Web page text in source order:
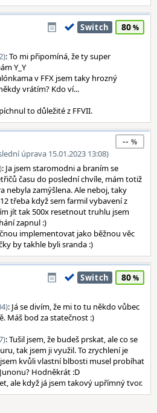
Switch 80
: To mi připomíná, že ty super
Y_Y
v FFX jsem taky hrozný
vrátím? Kdo ví...
to důležité z FFVII.
úprava 15.01.2023 13:08)
--
: Ja jsem staromodni a braním se
času do poslední chvíle, mám totiž
nebyla zamýšlena. Ale neboj, taky
třeba když sem farmil vybavení z
jít tak 500x resetnout truhlu jsem
zapnul :)
implementovat jako běžnou věc
by takhle byli sranda :)
Switch 80
: Já se divím, že mi to tu někdo vůbec
Máš bod za statečnost :)
: Tušil jsem, že budeš prskat, ale co se
tak jsem ji využil. To zrychlení je
kvůli vlastní blbosti musel probíhat
Hodněkrát :D
ale když já jsem takový upřímný tvor.